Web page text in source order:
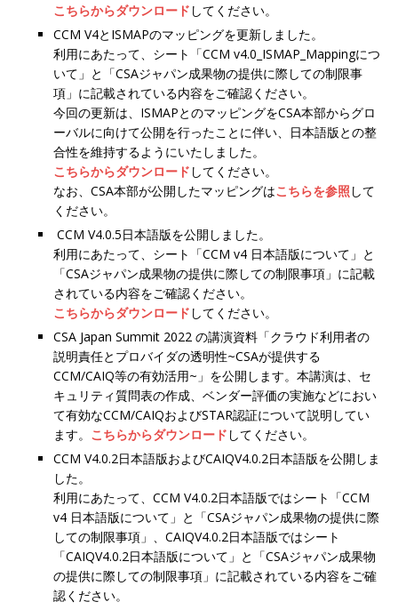
こちらからダウンロード してください。
CCM V4とISMAPのマッピングを更新しました。
利用にあたって、シート「CCM v4.0_ISMAP_Mappingにつ
いて」と「CSAジャパン成果物の提供に際しての制限事
項」に記載されている内容をご確認ください。
今回の更新は、ISMAPとのマッピングをCSA本部からグロ
ーバルに向けて公開を行ったことに伴い、日本語版との整
合性を維持するようにいたしました。
こちらからダウンロード してください。
なお、CSA本部が公開したマッピングはこちらを参照 して
ください。
CCM V4.0.5日本語版を公開しました。
利用にあたって、シート「CCM v4 日本語版について」と
「CSAジャパン成果物の提供に際しての制限事項」に記載
されている内容をご確認ください。
こちらからダウンロード してください。
CSA Japan Summit 2022 の講演資料「クラウド利用者の
説明責任とプロバイダの透明性~CSAが提供する
CCM/CAIQ等の有効活用~」を公開します。本講演は、セ
キュリティ質問表の作成、ベンダー評価の実施などにおい
て有効なCCM/CAIQおよびSTAR認証について説明してい
ます。 こちらからダウンロード してください。
CCM V4.0.2日本語版およびCAIQV4.0.2日本語版を公開しま
した。
利用にあたって、CCM V4.0.2日本語版ではシート「CCM
v4 日本語版について」と「CSAジャパン成果物の提供に際
しての制限事項」、CAIQV4.0.2日本語版ではシート
「CAIQV4.0.2日本語版について」と「CSAジャパン成果物
の提供に際しての制限事項」に記載されている内容をご確
認ください。